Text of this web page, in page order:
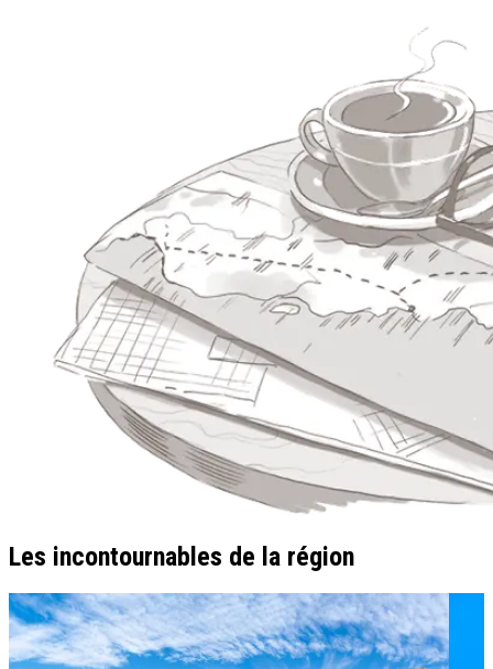
Les incontournables de la région